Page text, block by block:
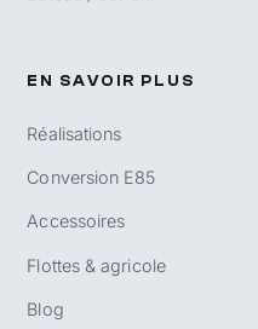
EN SAVOIR PLUS
Réalisations
Conversion E85
Accessoires
Flottes & agricole
Blog